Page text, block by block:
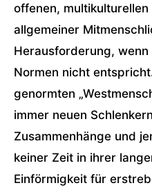
offenen, multikulturellen
allgemeiner
Herausforderung,
Normen nicht
genormten
immer neuen
Zusammenhänge und
keiner Zeit in ihrer
Einförmigkeit für